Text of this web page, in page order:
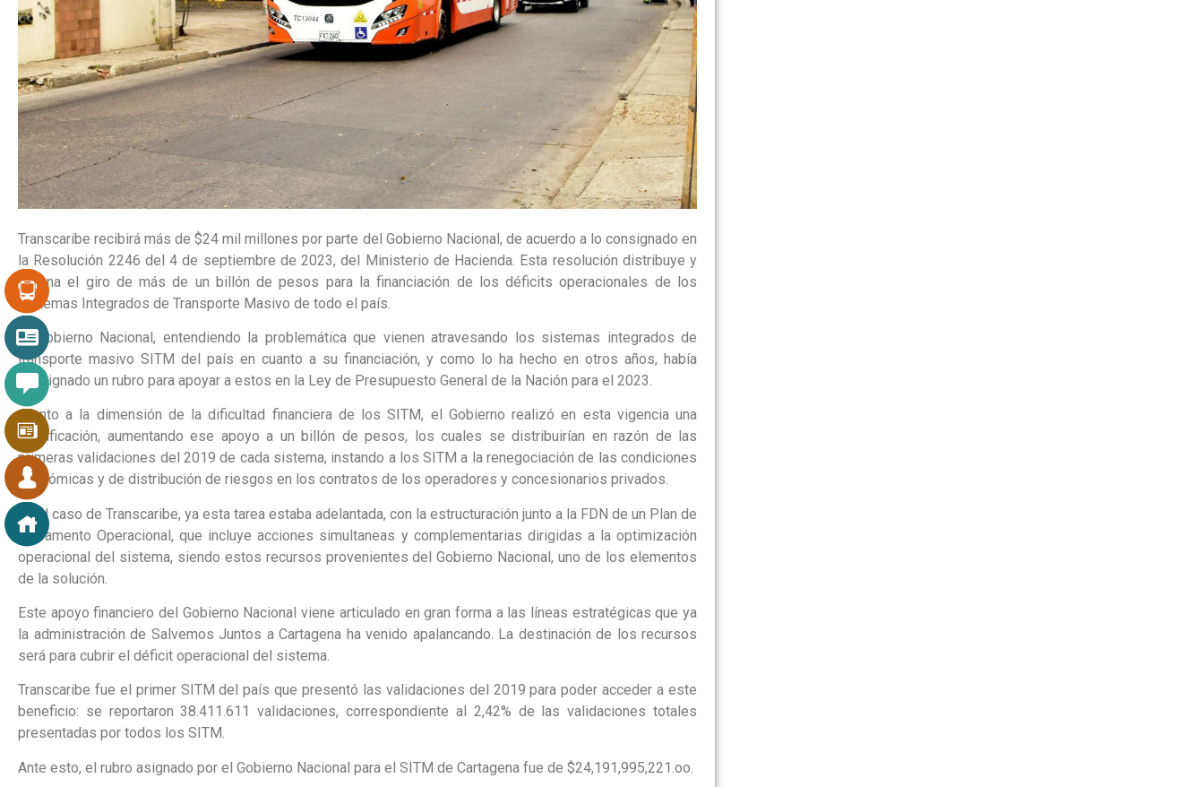
Transcaribe recibirá más de $24 mil millones por parte del Gobierno Nacional, de acuerdo a lo consignado en
la Resolución 2246 del 4 de septiembre de 2023, del Ministerio de Hacienda. Esta resolución distribuye y
ordena el giro de más de un billón de pesos para la financiación de los déficits operacionales de los
Sistemas Integrados de Transporte Masivo de todo el país.
El Gobierno Nacional, entendiendo la problemática que vienen atravesando los sistemas integrados de
transporte masivo SITM del país en cuanto a su financiación, y como lo ha hecho en otros años, había
consignado un rubro para apoyar a estos en la Ley de Presupuesto General de la Nación para el 2023.
Atento a la dimensión de la dificultad financiera de los SITM, el Gobierno realizó en esta vigencia una
modificación, aumentando ese apoyo a un billón de pesos, los cuales se distribuirían en razón de las
primeras validaciones del 2019 de cada sistema, instando a los SITM a la renegociación de las condiciones
económicas y de distribución de riesgos en los contratos de los operadores y concesionarios privados.
En el caso de Transcaribe, ya esta tarea estaba adelantada, con la estructuración junto a la FDN de un Plan de
Salvamento Operacional, que incluye acciones simultaneas y complementarias dirigidas a la optimización
operacional del sistema, siendo estos recursos provenientes del Gobierno Nacional, uno de los elementos
de la solución.
Este apoyo financiero del Gobierno Nacional viene articulado en gran forma a las líneas estratégicas que ya
la administración de Salvemos Juntos a Cartagena ha venido apalancando. La destinación de los recursos
será para cubrir el déficit operacional del sistema.
Transcaribe fue el primer SITM del país que presentó las validaciones del 2019 para poder acceder a este
beneficio: se reportaron 38.411.611 validaciones, correspondiente al 2,42% de las validaciones totales
presentadas por todos los SITM.
Ante esto, el rubro asignado por el Gobierno Nacional para el SITM de Cartagena fue de $24,191,995,221.oo.